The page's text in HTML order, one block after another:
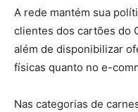
A rede mantém sua
clientes dos cartões do
além de disponibilizar
físicas quanto no e-
Nas categorias de